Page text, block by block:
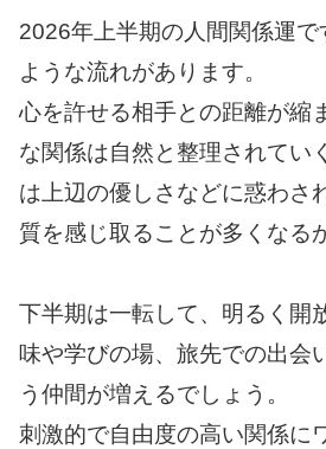
2026年上半期の人間関係運
ような流れがあります。
心を許せる相手との距離が縮
な関係は自然と整理されてい
は上辺の優しさなどに惑わさ
質を感じ取ることが多くなる
下半期は一転して、明るく開
味や学びの場、旅先での出会
う仲間が増えるでしょう。
刺激的で自由度の高い関係に